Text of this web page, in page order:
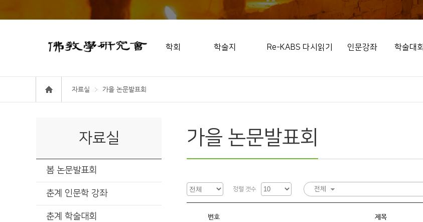
학회 학술지 Re-KABS 다시읽기 인문강좌 학술대회
자료실 가을 논문발표회
자료실
봄 논문발표회
춘계 인문학 강좌
춘계 학술대회
가을 논문발표회
정렬 갯수 전체
번호 제목